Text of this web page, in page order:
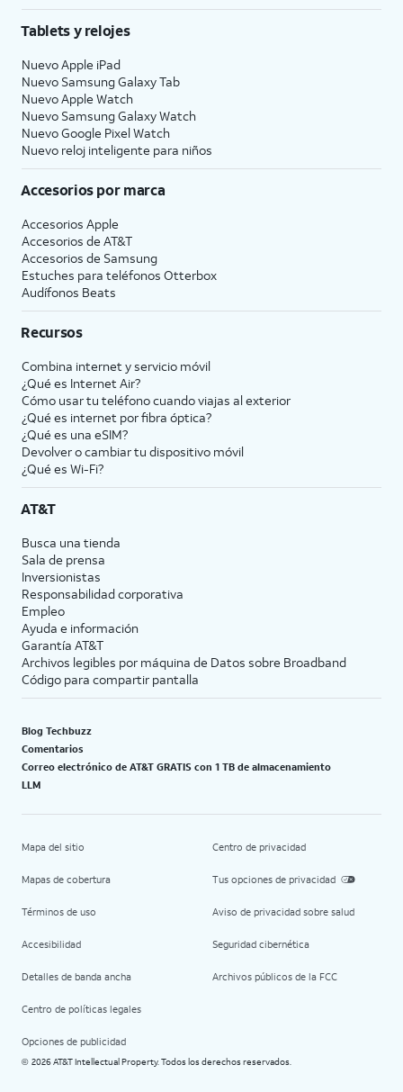
Tablets y relojes
Nuevo Apple iPad
Nuevo Samsung Galaxy Tab
Nuevo Apple Watch
Nuevo Samsung Galaxy Watch
Nuevo Google Pixel Watch
Nuevo reloj inteligente para niños
Accesorios por marca
Accesorios Apple
Accesorios de AT&T
Accesorios de Samsung
Estuches para teléfonos Otterbox
Audífonos Beats
Recursos
Combina internet y servicio móvil
¿Qué es Internet Air?
Cómo usar tu teléfono cuando viajas al exterior
¿Qué es internet por fibra óptica?
¿Qué es una eSIM?
Devolver o cambiar tu dispositivo móvil
¿Qué es Wi-Fi?
AT&T
Busca una tienda
Sala de prensa
Inversionistas
Responsabilidad corporativa
Empleo
Ayuda e información
Garantía AT&T
Archivos legibles por máquina de Datos sobre Broadband
Código para compartir pantalla
Blog Techbuzz
Comentarios
Correo electrónico de AT&T GRATIS con 1 TB de almacenamiento
LLM
Mapa del sitio
Mapas de cobertura
Términos de uso
Accesibilidad
Detalles de banda ancha
Centro de políticas legales
Opciones de publicidad
Centro de privacidad
Tus opciones de privacidad
Aviso de privacidad sobre salud
Seguridad cibernética
Archivos públicos de la FCC
© 2026 AT&T Intellectual Property. Todos los derechos reservados.